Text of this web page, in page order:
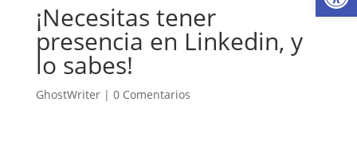
¡Necesitas tener
presencia en Linkedin, y
lo sabes!
GhostWriter| 0 Comentarios